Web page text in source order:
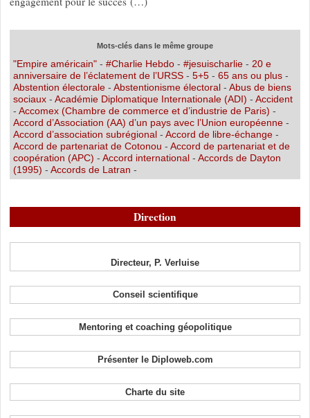
Mots-clés dans le même groupe
"Empire américain"- #Charlie Hebdo- #jesuischarlie- 20 e
anniversaire de l’éclatement de l’URSS- 5+5- 65 ans ou plus-
Abstention électorale- Abstentionisme électoral- Abus de biens
sociaux- Académie Diplomatique Internationale (ADI) - Accident
- Accomex (Chambre de commerce et d’industrie de Paris) -
Accord d’Association (AA) d’un pays avec l’Union européenne-
Accord d’association subrégional- Accord de libre-échange-
Accord de partenariat de Cotonou - Accord de partenariat et de
coopération (APC) - Accord international- Accords de Dayton
(1995) - Accords de Latran -
Direction
Directeur, P. Verluise
Conseil scientifique
Mentoring et coaching géopolitique
Présenter le Diploweb.com
Charte du site